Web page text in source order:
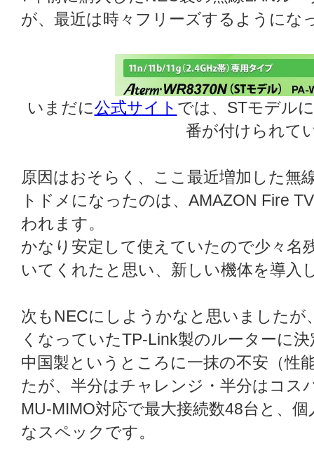
が、最近は時々フリーズするようにな
いまだに公式サイト では、STモデル
番が付けられて
原因はおそらく、ここ最近増加した無
トドメになったのは、AMAZON Fire
われます。
かなり安定して使えていたので少々名
いてくれたと思い、新しい機体を導入
次もNECにしようかなと思いましたが
くなっていたTP-Link製のルーターに決
中国製というところに一抹の不安（性
たが、半分はチャレンジ・半分はコス
MU-MIMO対応で最大接続数48台と、
なスペックです。